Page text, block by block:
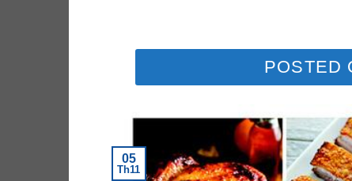
POSTED
05
Th11